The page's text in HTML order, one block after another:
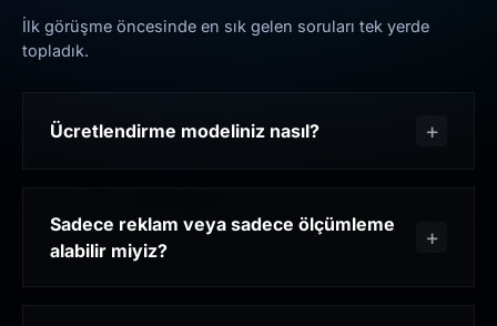
İlk görüşme öncesinde en sık gelen soruları tek yerde
topladık.
Ücretlendirme modeliniz nasıl?
Sadece reklam veya sadece ölçümleme
alabilir miyiz?